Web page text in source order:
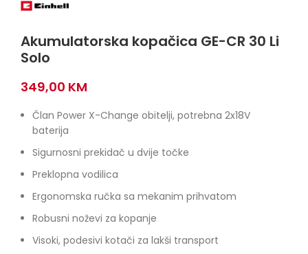
Akumulatorska kopačica GE-CR 30 Li
Solo
349,00 KM
Član Power X-Change obitelji, potrebna 2x18V
baterija
Sigurnosni prekidač u dvije točke
Preklopna vodilica
Ergonomska ručka sa mekanim prihvatom
Robusni noževi za kopanje
Visoki, podesivi kotači za lakši transport